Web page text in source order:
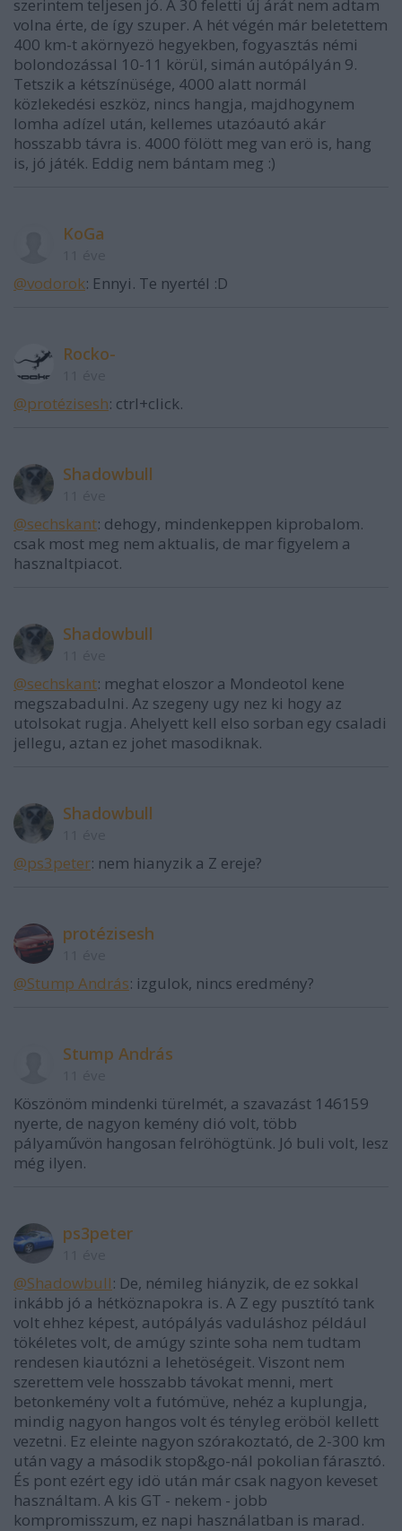
szerintem teljesen jó. A 30 feletti új árát nem adtam
volna érte, de így szuper. A hét végén már beletettem
400 km-t akörnyezö hegyekben, fogyasztás némi
bolondozással 10-11 körül, simán autópályán 9.
Tetszik a kétszínüsége, 4000 alatt normál
közlekedési eszköz, nincs hangja, majdhogynem
lomha adízel után, kellemes utazóautó akár
hosszabb távra is. 4000 fölött meg van erö is, hang
is, jó játék. Eddig nem bántam meg :)
KoGa
@vodorok: Ennyi. Te nyertél :D
Rocko-
@protézisesh: ctrl+click.
Shadowbull
@sechskant: dehogy, mindenkeppen kiprobalom.
csak most meg nem aktualis, de mar figyelem a
hasznaltpiacot.
Shadowbull
@sechskant: meghat eloszor a Mondeotol kene
megszabadulni. Az szegeny ugy nez ki hogy az
utolsokat rugja. Ahelyett kell elso sorban egy csaladi
jellegu, aztan ez johet masodiknak.
Shadowbull
@ps3peter: nem hianyzik a Z ereje?
protézisesh
@Stump András: izgulok, nincs eredmény?
Stump András
Köszönöm mindenki türelmét, a szavazást 146159
nyerte, de nagyon kemény dió volt, több
pályaművön hangosan felröhögtünk. Jó buli volt, lesz
még ilyen.
ps3peter
@Shadowbull: De, némileg hiányzik, de ez sokkal
inkább jó a hétköznapokra is. A Z egy pusztító tank
volt ehhez képest, autópályás vaduláshoz például
tökéletes volt, de amúgy szinte soha nem tudtam
rendesen kiautózni a lehetöségeit. Viszont nem
szerettem vele hosszabb távokat menni, mert
betonkemény volt a futómüve, nehéz a kuplungja,
mindig nagyon hangos volt és tényleg eröböl kellett
vezetni. Ez eleinte nagyon szórakoztató, de 2-300 km
után vagy a második stop&go-nál pokolian fárasztó.
És pont ezért egy idö után már csak nagyon keveset
használtam. A kis GT - nekem - jobb
kompromisszum, ez napi használatban is marad.